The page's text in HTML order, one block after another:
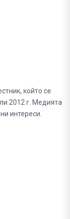
който се
2012 г. Медията
интереси.